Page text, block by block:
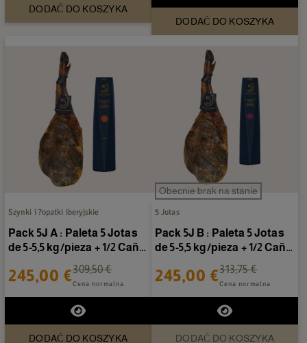
DODAĆ DO KOSZYKA
DODAĆ DO KOSZYKA
Szynki i ?opatki iberyjskie
Pack 5J A : Paleta 5 Jotas
de 5-5,5 kg/pieza + 1/2 Caña
245,00 €309,50 €
Cena normalna
DODAĆ DO KOSZYKA
Obecnie brak na stanie
5 Jotas
Pack 5J B : Paleta 5 Jotas
de 5-5,5 kg/pieza + 1/2 Caña
245,00 €313,75 €
Cena normalna
DODAĆ DO KOSZYKA